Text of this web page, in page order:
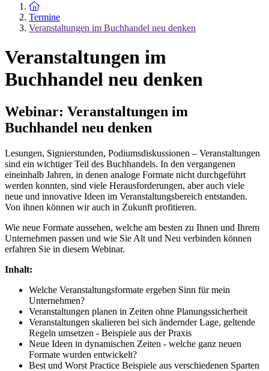
Zur Startseite
Termine
Veranstaltungen im Buchhandel neu denken
Veranstaltungen im
Buchhandel neu denken
Webinar: Veranstaltungen im
Buchhandel neu denken
Lesungen, Signierstunden, Podiumsdiskussionen – Veranstaltungen
sind ein wichtiger Teil des Buchhandels. In den vergangenen
eineinhalb Jahren, in denen analoge Formate nicht durchgeführt
werden konnten, sind viele Herausforderungen, aber auch viele
neue und innovative Ideen im Veranstaltungsbereich entstanden.
Von ihnen können wir auch in Zukunft profitieren.
Wie neue Formate aussehen, welche am besten zu Ihnen und Ihrem
Unternehmen passen und wie Sie Alt und Neu verbinden können
erfahren Sie in diesem Webinar.
Inhalt:
Welche Veranstaltungsformate ergeben Sinn für mein
Unternehmen?
Veranstaltungen planen in Zeiten ohne Planungssicherheit
Veranstaltungen skalieren bei sich ändernder Lage, geltende
Regeln umsetzen - Beispiele aus der Praxis
Neue Ideen in dynamischen Zeiten - welche ganz neuen
Formate wurden entwickelt?
Best und Worst Practice Beispiele aus verschiedenen Sparten